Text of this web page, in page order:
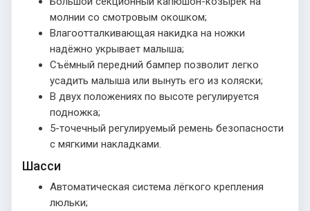
молнии со смотровым окошком;
Влагоотталкивающая накидка на ножки
надёжно укрывает малыша;
Съёмный передний бампер позволит легко
усадить малыша или вынуть его из коляски;
В двух положениях по высоте регулируется
подножка;
5-точечный регулируемый ремень безопасности
с мягкими накладками.
Шасси
Автоматическая система лёгкого крепления
люльки;